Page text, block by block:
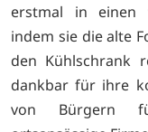
erstmal in einen
indem sie die alte
den Kühlschrank
dankbar für ihre
von Bürgern